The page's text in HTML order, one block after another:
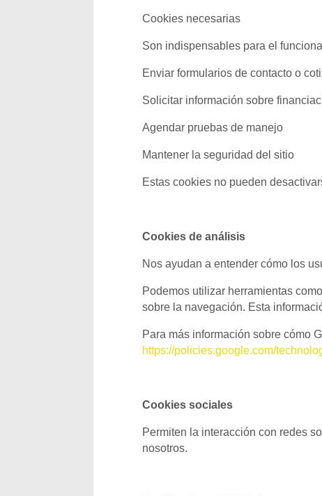
Cookies necesarias
Son indispensables para el
Enviar formularios de contacto o
Solicitar información sobre
Agendar pruebas de manejo
Mantener la seguridad del sitio
Estas cookies no pueden
Cookies de análisis
Nos ayudan a entender cómo los
Podemos utilizar herramientas
sobre la navegación. Esta
Para más información sobre cómo
https://policies.google.com/
Cookies sociales
Permiten la interacción con redes
nosotros.